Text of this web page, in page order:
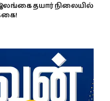
தயார் நிலையில்